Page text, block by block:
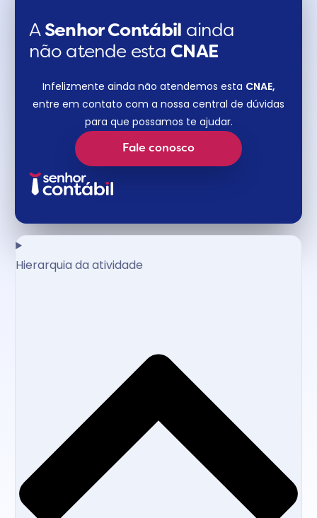
A Senhor Contábil ainda
não atende esta CNAE​
Infelizmente ainda não atendemos esta CNAE,
entre em contato com a nossa central de dúvidas
para que possamos te ajudar.
Fale conosco
Hierarquia da atividade